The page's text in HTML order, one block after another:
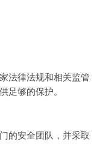
法律法规和相关监管
足够的保护。
的安全团队，并采取